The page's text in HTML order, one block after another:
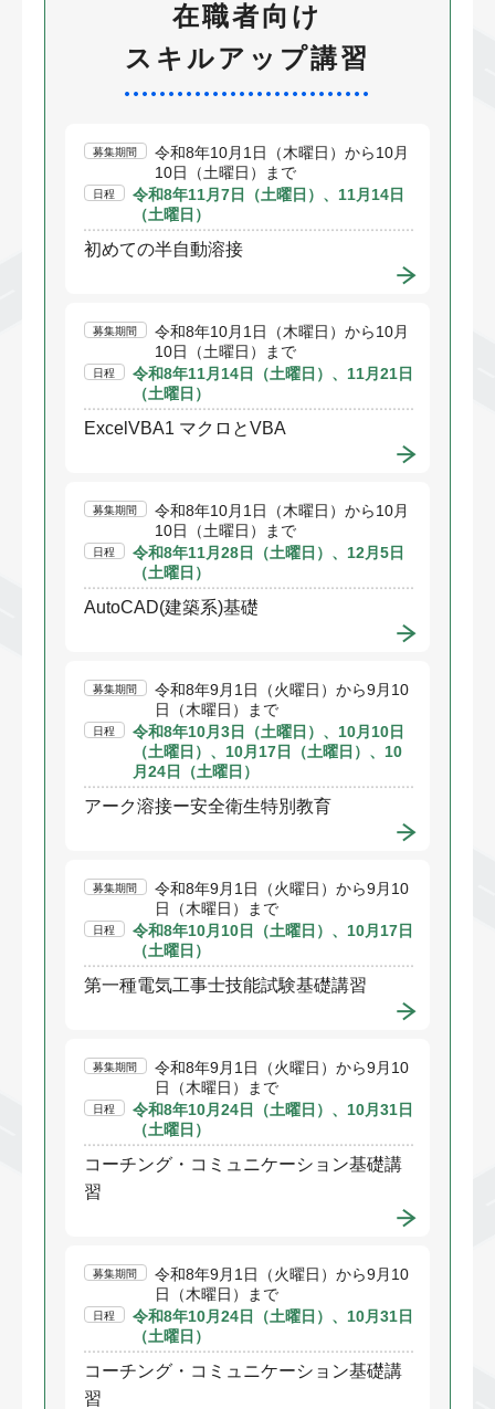
在職者向け
スキルアップ講習
募集期間
令和8年10月1日（木曜日）から10月
10日（土曜日）まで
日程
令和8年11月7日（土曜日）、11月14日
（土曜日）
初めての半自動溶接
募集期間
令和8年10月1日（木曜日）から10月
10日（土曜日）まで
日程
令和8年11月14日（土曜日）、11月21日
（土曜日）
ExcelVBA1 マクロとVBA
募集期間
令和8年10月1日（木曜日）から10月
10日（土曜日）まで
日程
令和8年11月28日（土曜日）、12月5日
（土曜日）
AutoCAD(建築系)基礎
募集期間
令和8年9月1日（火曜日）から9月10
日（木曜日）まで
日程
令和8年10月3日（土曜日）、10月10日
（土曜日）、10月17日（土曜日）、10
月24日（土曜日）
アーク溶接ー安全衛生特別教育
募集期間
令和8年9月1日（火曜日）から9月10
日（木曜日）まで
日程
令和8年10月10日（土曜日）、10月17日
（土曜日）
第一種電気工事士技能試験基礎講習
募集期間
令和8年9月1日（火曜日）から9月10
日（木曜日）まで
日程
令和8年10月24日（土曜日）、10月31日
（土曜日）
コーチング・コミュニケーション基礎講
習
募集期間
令和8年9月1日（火曜日）から9月10
日（木曜日）まで
日程
令和8年10月24日（土曜日）、10月31日
（土曜日）
コーチング・コミュニケーション基礎講
習